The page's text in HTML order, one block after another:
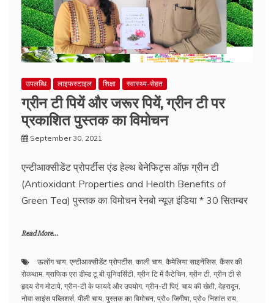
उपलब्धि लाइफस्टाइल शिक्षा स्वास्थ्य-सेहत
ग्रीन टी पियें और जरूर पियें, ग्रीन टी पर
प्रकाशित पुस्तक का विमोचन
September 30, 2021
एन्टीआक्सीडेंट प्रोपर्टीस एंड हेल्थ बेनेफिट्स ऑफ़ ग्रीन टी
(Antioxidant Properties and Health Benefits of
Green Tea) पुस्तक का विमोचन रेनबो न्यूज़ इंडिया * 30 सितम्बर
Read More...
ऊलोंग चाय, एन्टीआक्सीडेंट प्रोपर्टीस, काली चाय, कैमेलिया साइनेंसिस, कैंसर की
रोकथाम, ग्राफिक एरा डीम्ड टू बी यूनिवर्सिटी, ग्रीन टि में कैटेचिन, ग्रीन टी, ग्रीन टी से
हृदय रोग मोटापे, ग्रीन-टी के फायदे और उपयोग, ग्रीन-टी पिएं, चाय की खेती, देहरादून,
नोवा साइंस पब्लिशर्स, पीली चाय, पुस्तक का विमोचन, प्रो० जिगीषा, प्रो० निशांत राय,